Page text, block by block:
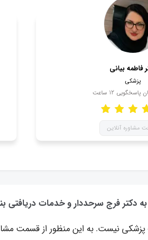
فاطمه بیانی
پزشکی
پاسخگویی 12 ساعت
مشاوره آنلاین
به دکتر فرج سرحددار و خدمات دریافتی
نیست. به این منظور از قسمت